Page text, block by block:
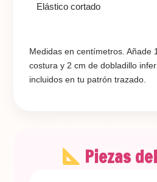
Elástico cortado
Medidas en centímetros. Añade
costura y 2 cm de dobladillo
incluidos en tu patrón trazado.
Piezas